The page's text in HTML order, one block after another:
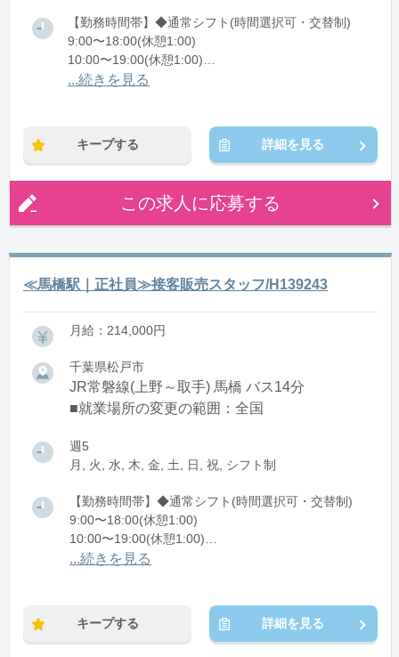
【勤務時間帯】◆通常シフト(時間選択可・交替制)
9:00〜18:00(休憩1:00)
10:00〜19:00(休憩1:00)
11:00〜20:00(休憩1:00)
※残業：1〜9時間程度/月
...続きを見る
キープする 詳細を見る
この求人に応募する
≪馬橋駅｜正社員≫接客販売スタッフ/H139243
月給：214,000円
千葉県松戸市
JR常磐線(上野～取手) 馬橋 バス14分
■就業場所の変更の範囲：全国
週5
月, 火, 水, 木, 金, 土, 日, 祝, シフト制
【勤務時間帯】◆通常シフト(時間選択可・交替制)
9:00〜18:00(休憩1:00)
10:00〜19:00(休憩1:00)
11:00〜20:00(休憩1:00)
※残業：1〜9時間程度/月
...続きを見る
キープする 詳細を見る